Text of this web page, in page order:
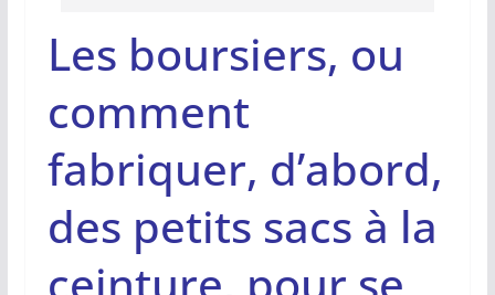
Les boursiers, ou
comment
fabriquer, d’abord,
des petits sacs à la